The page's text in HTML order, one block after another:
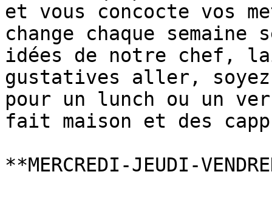
et vous concocte vos
change chaque
idées de notre chef,
gustatives aller,
pour un lunch ou un
fait maison et des
**MERCREDI-JEUDI-